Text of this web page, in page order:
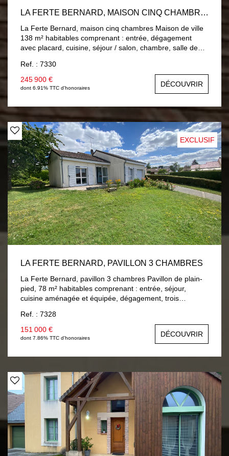
LA FERTE BERNARD, MAISON CINQ CHAMBRES
La Ferte Bernard, maison cinq chambres Maison de ville
138 m² habitables comprenant : entrée, dégagement
avec placard, cuisine, séjour / salon, chambre, salle de
wc. Double vitrage PVC, Chauffage central gaz de ville.
Sous-sol : buanderie, atelier et un garage. Jardin 649 m²
clos avec trois garages.
Ref. : 7330
245 900 €
dont 6.91% TTC d'honoraires DÉCOUVRIR
EXCLUSIF
LA FERTE BERNARD, PAVILLON 3 CHAMBRES
La Ferte Bernard, pavillon 3 chambres Pavillon de plain-
pied, 78 m² habitables comprenant : entrée, séjour,
cuisine aménagée et équipée, dégagement, trois
cave. Chauffage central gaz de ville, double vitrage bois.
Terrain 750 m² clos et arboré.
Ref. : 7328
151 000 €
dont 7.86% TTC d'honoraires DÉCOUVRIR